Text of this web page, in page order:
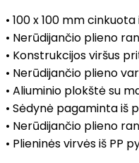
• 100 x 100 mm
• Nerūdijančio plieno
• Konstrukcijos viršus
• Nerūdijančio plieno
• Aliuminio plokštė su
• Sėdynė pagaminta iš
• Nerūdijančio plieno
• Plieninės virvės iš PP